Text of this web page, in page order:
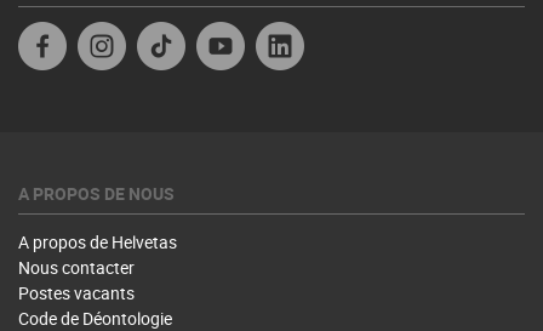
FacebookInstagramTikTok YouTube
A PROPOS DE NOUS
A propos de Helvetas
Nous contacter
Postes vacants
Code de Déontologie